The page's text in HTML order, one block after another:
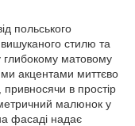
польського
стилю та
глибокому матовому
акцентами миттєво
в простір
малюнок у
фасаді надає